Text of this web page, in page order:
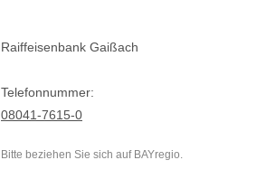
Raiffeisenbank Gaißach
Telefonnummer:
08041-7615-0
Bitte beziehen Sie sich auf BAYregio.